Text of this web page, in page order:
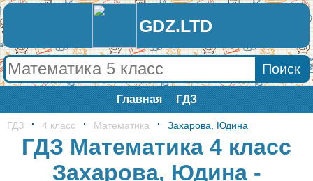
GDZ.LTD
Главная ГДЗ
ГДЗ 4 класс Математика Захарова, Юдина
ГДЗ Математика 4 класс
Захарова, Юдина -